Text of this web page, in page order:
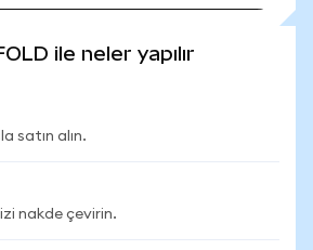
ile neler yapılır
satın alın.
nakde çevirin.